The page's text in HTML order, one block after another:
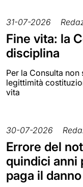
31-07-2026
Fine vita: la
disciplina
Per la Consulta
legittimità
vita
30-07-2026
Errore del
quindici anni
paga il danno